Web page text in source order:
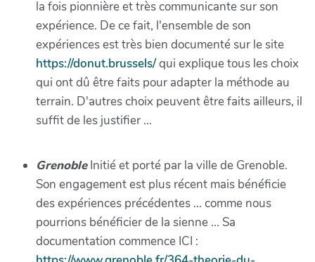
la fois pionnière et très communicante sur son
expérience. De ce fait, l'ensemble de son
expériences est très bien documenté sur le site
https://donut.brussels/qui explique tous les choix
qui ont dû être faits pour adapter la méthode au
terrain. D'autres choix peuvent être faits ailleurs, il
suffit de les justifier ...
GrenobleInitié et porté par la ville de Grenoble.
Son engagement est plus récent mais bénéficie
des expériences précédentes ... comme nous
pourrions bénéficier de la sienne ... Sa
documentation commence ICI :